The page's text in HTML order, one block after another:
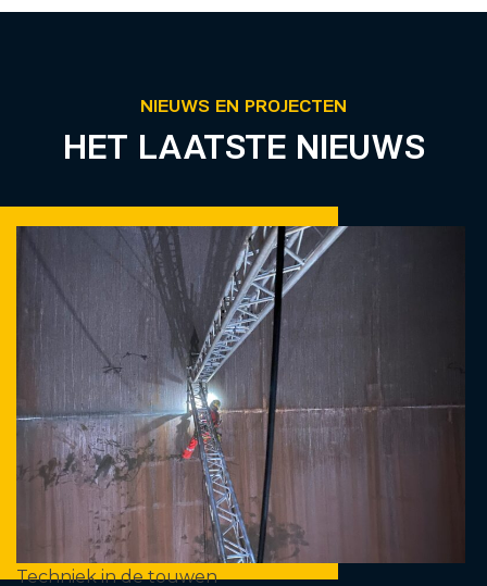
NIEUWS EN PROJECTEN
HET LAATSTE NIEUWS
Techniek in de touwen